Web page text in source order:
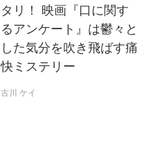
タリ！ 映画『口に関す
るアンケート』は鬱々と
した気分を吹き飛ばす痛
快ミステリー
古川 ケイ